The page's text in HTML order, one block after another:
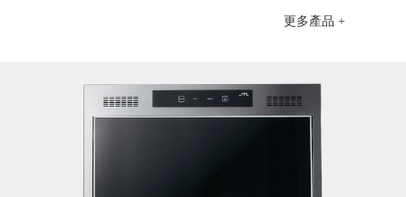
更多產品 +